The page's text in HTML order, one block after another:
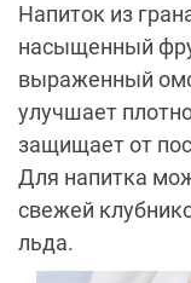
Напиток из
насыщенный
выраженный
улучшает
защищает от
Для напитка
свежей
льда.